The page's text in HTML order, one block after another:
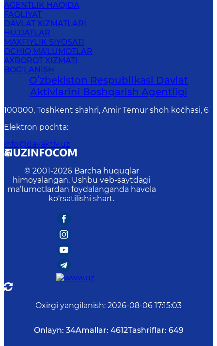
AGENTLIK HAQIDA
FAOLIYAT
DAVLAT XIZMATLARI
HUJJATLAR
MAXFIYLIK SIYOSATI
OCHIQ MA'LUMOTLAR
AXBOROT XIZMATI
BOG‘LANISH
Oʻzbekiston Respublikasi Davlat
Aktivlarini Boshqarish Agentligi
100000, Toshkent shahri, Amir Temur shoh ko`chasi, 6
Elektron pochta:
info@davaktiv.uz
© 2001-2026 Barcha huquqlar
himoyalangan. Ushbu veb-saytdagi
ma’lumotlardan foydalanganda havola
ko‘rsatilishi shart.
Oxirgi yangilanish: 2026-08-06 17:15:03
Onlayn: 34Amallar: 4612Tashriflar: 649